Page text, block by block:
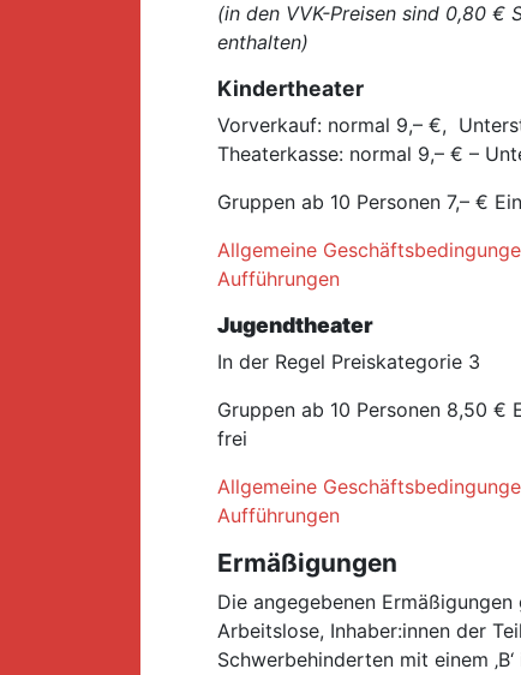
(in den VVK-Preisen sind 0,80 €
enthalten)
Kindertheater
Vorverkauf: normal 9,– €,
Theaterkasse: normal 9,– € –
Gruppen ab 10 Personen 7,– €
Allgemeine
Aufführungen
Jugendtheater
In der Regel Preiskategorie 3
Gruppen ab 10 Personen 8,50 €
frei
Allgemeine
Aufführungen
Ermäßigungen
Die angegebenen
Arbeitslose, Inhaber:innen der
Schwerbehinderten mit einem